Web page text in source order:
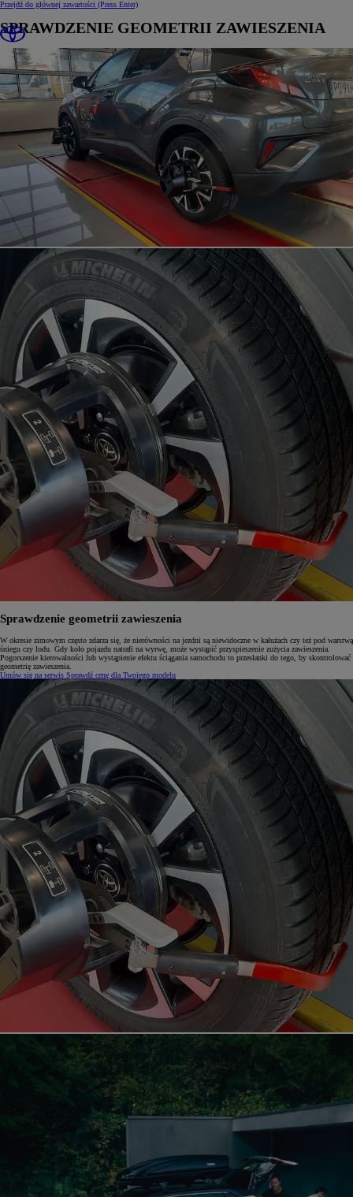
Przejdź do głównej zawartości (Press Enter)
SPRAWDZENIE GEOMETRII ZAWIESZENIA
Sprawdzenie geometrii zawieszenia
W okresie zimowym często zdarza się, że nierówności na jezdni są niewidoczne w kałużach czy też pod warstwą
śniegu czy lodu. Gdy koło pojazdu natrafi na wyrwę, może wystąpić przyspieszenie zużycia zawieszenia.
Pogorszenie kierowalności lub wystąpienie efektu ściągania samochodu to przesłanki do tego, by skontrolować
geometrię zawieszenia.
Umów się na serwis Sprawdź cenę dla Twojego modelu